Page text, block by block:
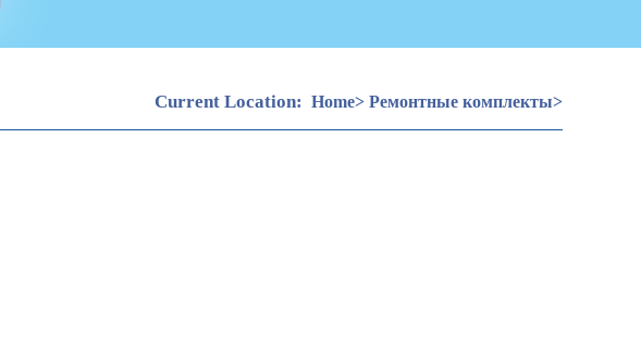
Current Location: Home> Ремонтные комплекты>